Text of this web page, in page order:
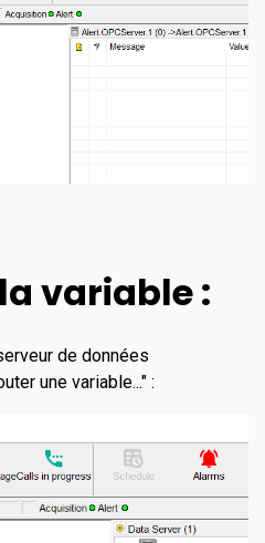
variable :
de données
une variable..." :